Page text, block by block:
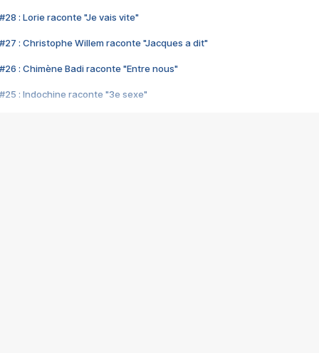
#28 : Lorie raconte "Je vais vite"
#27 : Christophe Willem raconte "Jacques a dit"
#26 : Chimène Badi raconte "Entre nous"
#25 : Indochine raconte "3e sexe"